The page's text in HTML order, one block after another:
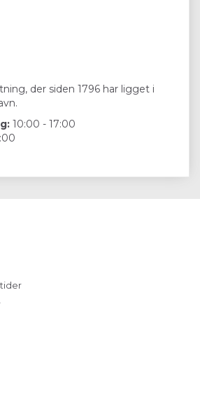
der siden 1796 har ligget i
10:00 - 17:00